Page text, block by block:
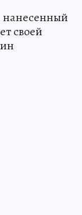
нанесенный
своей